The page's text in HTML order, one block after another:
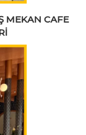
MEKAN CAFE